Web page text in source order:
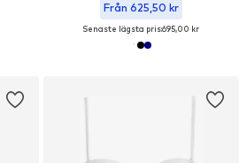
Från 625,50 kr
Senaste lägsta pris:695,00 kr